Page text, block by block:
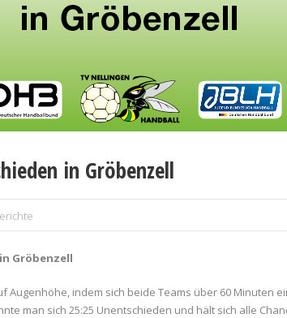
in Gröbenzell
Gröbenzell
Augenhöhe, indem sich beide Teams über 60 Minuten
man sich 25:25 Unentschieden und hält sich alle